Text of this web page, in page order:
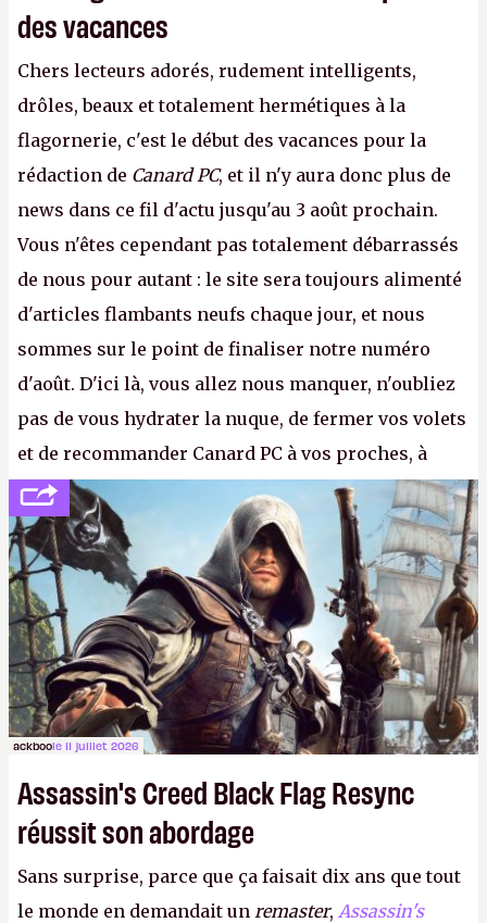
des vacances
Chers lecteurs adorés, rudement intelligents,
drôles, beaux et totalement hermétiques à la
flagornerie, c'est le début des vacances pour la
rédaction de Canard PC, et il n'y aura donc plus de
news dans ce fil d'actu jusqu'au 3 août prochain.
Vous n'êtes cependant pas totalement débarrassés
de nous pour autant : le site sera toujours alimenté
d'articles flambants neufs chaque jour, et nous
sommes sur le point de finaliser notre numéro
d'août. D'ici là, vous allez nous manquer, n'oubliez
pas de vous hydrater la nuque, de fermer vos volets
et de recommander Canard PC à vos proches, à
votre famille et aux inconnus que vous croisez
dans la rue. Bon été à tous ! –ER.
ackboole 11 juillet 2026
Assassin's Creed Black Flag Resync
réussit son abordage
Sans surprise, parce que ça faisait dix ans que tout
le monde en demandait un remaster, Assassin's